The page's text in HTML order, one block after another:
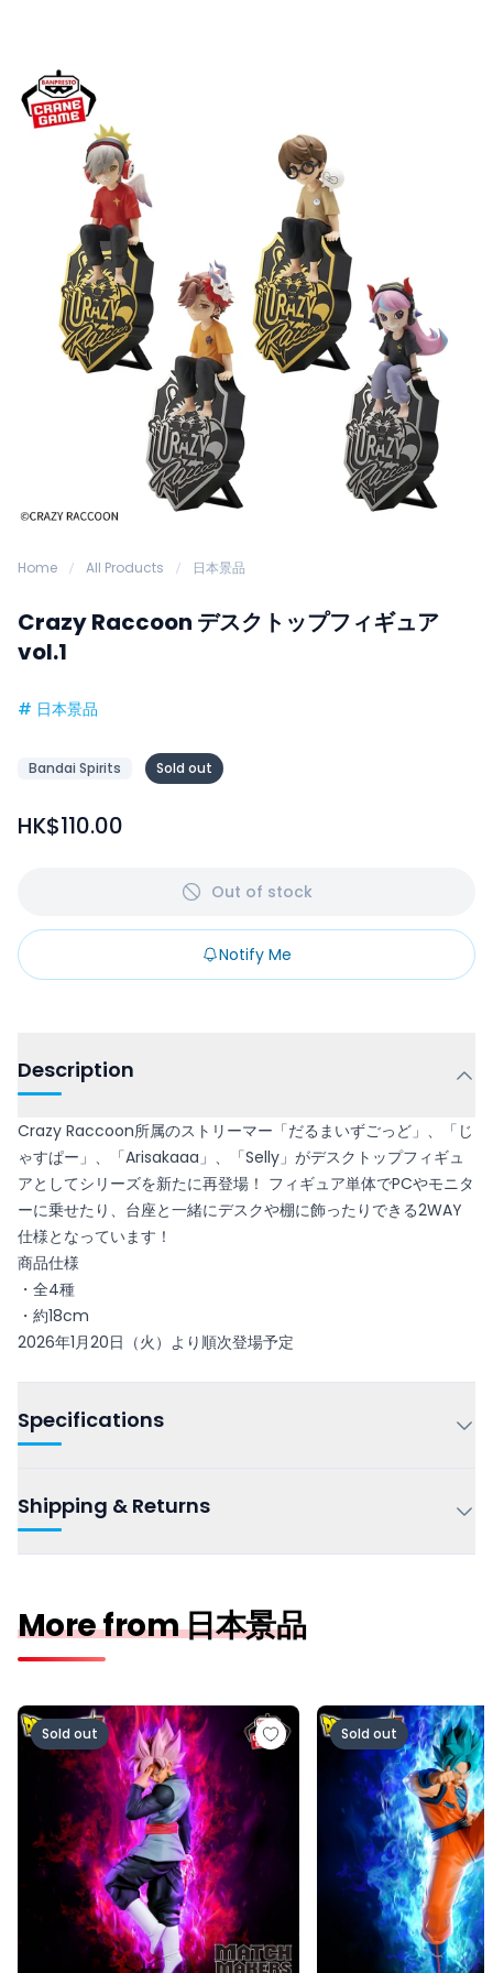
Home All Products 日本景品
Crazy Raccoon デスクトップフィギュア
vol.1
# 日本景品
Bandai Spirits Sold out
HK$110.00
Out of stock
Notify Me
Description
Crazy Raccoon所属のストリーマー「だるまいずごっど」、「じ
ゃすぱー」、「Arisakaaa」、「Selly」がデスクトップフィギュ
アとしてシリーズを新たに再登場！ フィギュア単体でPCやモニタ
ーに乗せたり、台座と一緒にデスクや棚に飾ったりできる2WAY
仕様となっています！
商品仕様
・全4種
・約18cm
2026年1月20日（火）より順次登場予定
Specifications
Shipping & Returns
More from 日本景品
ドラゴンボール超 MATCH MAKERS ゴクウブラック-超サ
Sold out
ドラゴンボール超
Sold out